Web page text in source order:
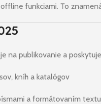
funkciami. To
na publikovanie a
kníh a katalógov
a formátovaním textu